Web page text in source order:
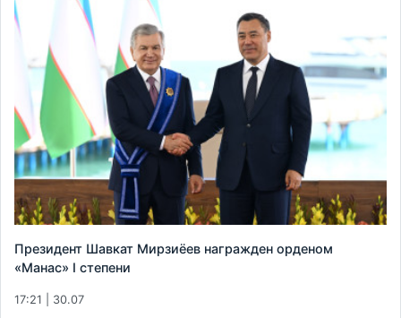
Президент Шавкат Мирзиёев награжден орденом
«Манас» I степени
17:21 | 30.07